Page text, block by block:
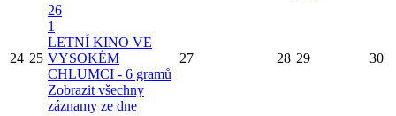
24 25
26
1
LETNÍ KINO VE
VYSOKÉM
CHLUMCI - 6 gramů
Zobrazit všechny
záznamy ze dne
27 28 29 30